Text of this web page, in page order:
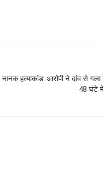
नानक हत्याकांड: आरोपी ने दांव से
48 घंटे